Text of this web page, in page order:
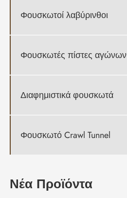
Φουσκωτοί λαβύρινθοι
Φουσκωτές πίστες αγώνων
Διαφημιστικά φουσκωτά
Φουσκωτό Crawl Tunnel
Νέα Προϊόντα